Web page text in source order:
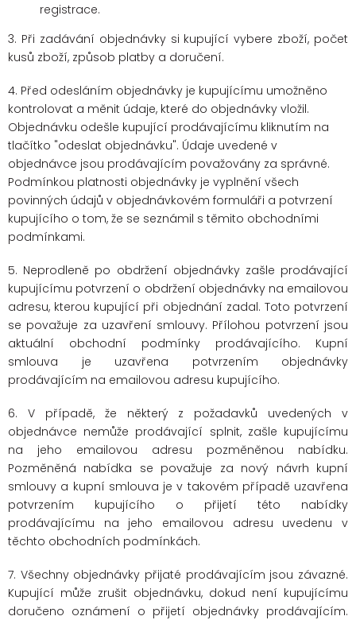
registrace.
3. Při zadávání objednávky si kupující vybere zboží, počet
kusů zboží, způsob platby a doručení.
4. Před odesláním objednávky je kupujícímu umožněno
kontrolovat a měnit údaje, které do objednávky vložil.
Objednávku odešle kupující prodávajícímu kliknutím na
tlačítko "odeslat objednávku". Údaje uvedené v
objednávce jsou prodávajícím považovány za správné.
Podmínkou platnosti objednávky je vyplnění všech
povinných údajů v objednávkovém formuláři a potvrzení
kupujícího o tom, že se seznámil s těmito obchodními
podmínkami.
5. Neprodleně po obdržení objednávky zašle prodávající
kupujícímu potvrzení o obdržení objednávky na emailovou
adresu, kterou kupující při objednání zadal. Toto potvrzení
se považuje za uzavření smlouvy. Přílohou potvrzení jsou
aktuální obchodní podmínky prodávajícího. Kupní
smlouva je uzavřena potvrzením objednávky
prodávajícím na emailovou adresu kupujícího.
6. V případě, že některý z požadavků uvedených v
objednávce nemůže prodávající splnit, zašle kupujícímu
na jeho emailovou adresu pozměněnou nabídku.
Pozměněná nabídka se považuje za nový návrh kupní
smlouvy a kupní smlouva je v takovém případě uzavřena
potvrzením kupujícího o přijetí této nabídky
prodávajícímu na jeho emailovou adresu uvedenu v
těchto obchodních podmínkách.
7. Všechny objednávky přijaté prodávajícím jsou závazné.
Kupující může zrušit objednávku, dokud není kupujícímu
doručeno oznámení o přijetí objednávky prodávajícím.